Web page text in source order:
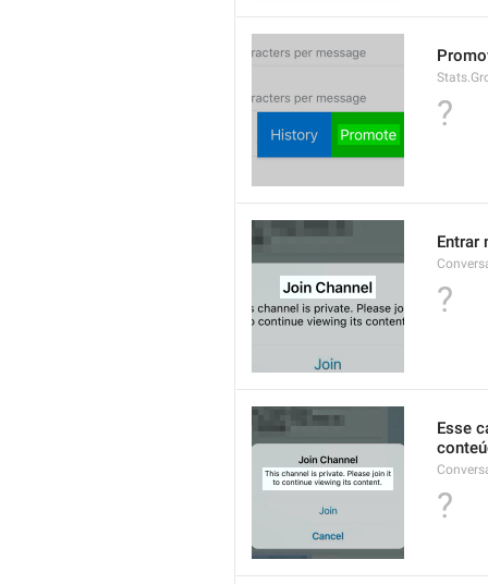
?
Entrar
?
Esse
?